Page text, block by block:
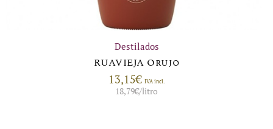
Destilados
RUAVIEJA Orujo
13,15€ IVA incl.
18,79€/litro